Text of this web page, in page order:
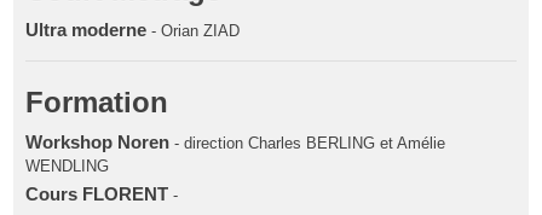
Ultra moderne- Orian ZIAD
Formation
Workshop Noren - direction Charles BERLING et Amélie
WENDLING
Cours FLORENT -